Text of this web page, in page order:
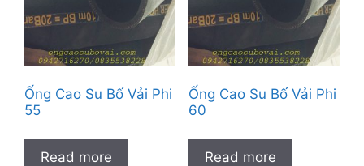
Ống Cao Su Bố Vải Phi
55
Read more
Ống Cao Su Bố Vải Phi
60
Read more